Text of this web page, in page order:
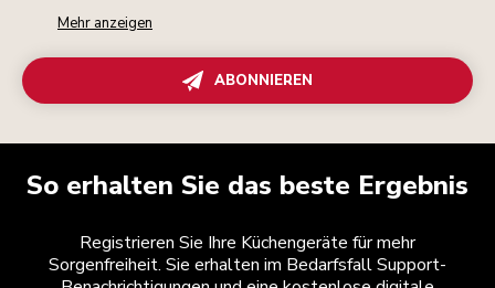
Mehr anzeigen
ABONNIEREN
So erhalten Sie das beste Ergebnis
Registrieren Sie Ihre Küchengeräte für mehr
Sorgenfreiheit. Sie erhalten im Bedarfsfall Support-